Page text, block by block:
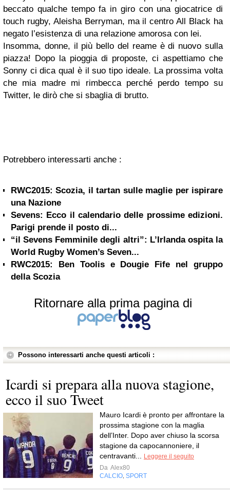
beccato qualche tempo fa in giro con una giocatrice di
touch rugby, Aleisha Berryman, ma il centro All Black ha
negato l’esistenza di una relazione amorosa con lei.
Insomma, donne, il più bello del reame è di nuovo sulla
piazza! Dopo la pioggia di proposte, ci aspettiamo che
Sonny ci dica qual è il suo tipo ideale. La prossima volta
che mia madre mi rimbecca perché perdo tempo su
Twitter, le dirò che si sbaglia di brutto.
Potrebbero interessarti anche :
RWC2015: Scozia, il tartan sulle maglie per ispirare
una Nazione
Sevens: Ecco il calendario delle prossime edizioni.
Parigi prende il posto di...
“il Sevens Femminile degli altri”: L’Irlanda ospita la
World Rugby Women’s Seven...
RWC2015: Ben Toolis e Dougie Fife nel gruppo
della Scozia
Ritornare alla prima pagina di
Possono interessarti anche questi articoli :
Icardi si prepara alla nuova stagione,
ecco il suo Tweet
Mauro Icardi è pronto per affrontare la
prossima stagione con la maglia
dell’Inter. Dopo aver chiuso la scorsa
stagione da capocannoniere, il
centravanti...
Leggere il seguito
Da Alex80
CALCIO SPORT